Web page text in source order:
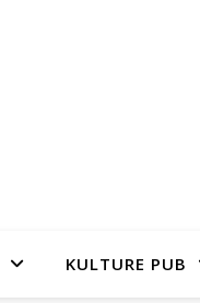
KULTURE PUB